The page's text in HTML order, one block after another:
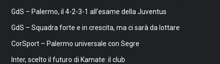
GdS – Palermo, il 4-2-3-1 all’esame della Juventus
GdS – Squadra forte e in crescita, ma ci sarà da lottare
CorSport – Palermo universale con Segre
Inter, scelto il futuro di Kamate: il club